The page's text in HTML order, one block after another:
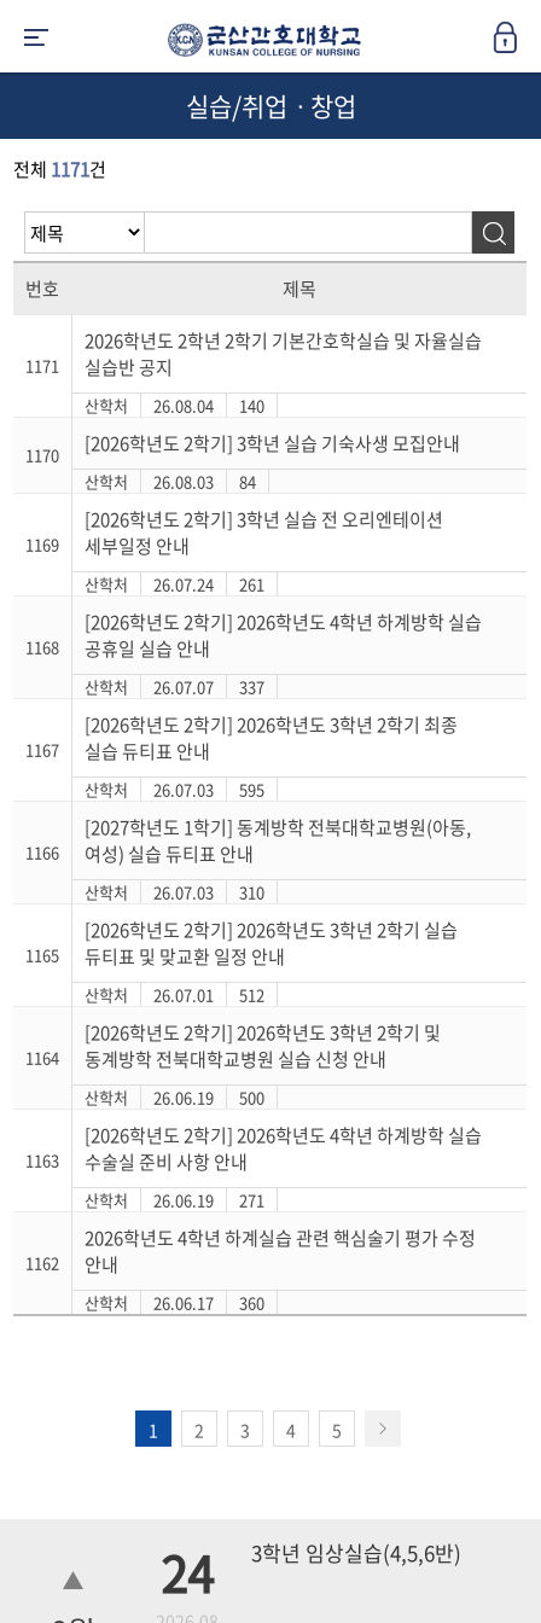
실습/취업ㆍ창업
전체 1171건
번호 제목
1171
2026학년도 2학년 2학기 기본간호학실습 및 자율실습
실습반 공지
산학처 26.08.04 140
1170 [2026학년도 2학기] 3학년 실습 기숙사생 모집안내
산학처 26.08.03 84
1169
[2026학년도 2학기] 3학년 실습 전 오리엔테이션
세부일정 안내
산학처 26.07.24 261
1168
[2026학년도 2학기] 2026학년도 4학년 하계방학 실습
공휴일 실습 안내
산학처 26.07.07 337
1167
[2026학년도 2학기] 2026학년도 3학년 2학기 최종
실습 듀티표 안내
산학처 26.07.03 595
1166
[2027학년도 1학기] 동계방학 전북대학교병원(아동,
여성) 실습 듀티표 안내
산학처 26.07.03 310
1165
[2026학년도 2학기] 2026학년도 3학년 2학기 실습
듀티표 및 맞교환 일정 안내
산학처 26.07.01 512
1164
[2026학년도 2학기] 2026학년도 3학년 2학기 및
동계방학 전북대학교병원 실습 신청 안내
산학처 26.06.19 500
1163
[2026학년도 2학기] 2026학년도 4학년 하계방학 실습
수술실 준비 사항 안내
산학처 26.06.19 271
1162
2026학년도 4학년 하계실습 관련 핵심술기 평가 수정
안내
산학처 26.06.17 360
1 2 3 4 5
24 3학년 임상실습(4,5,6반)